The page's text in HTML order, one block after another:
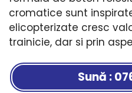
cromatice sunt
elicopterizate cresc
trainicie, dar si prin
Sună :